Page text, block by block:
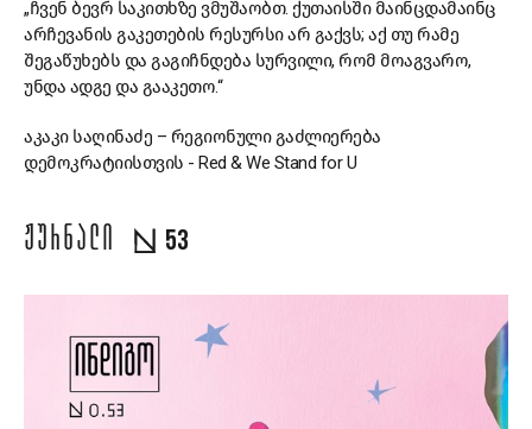
„ჩვენ ბევრ საკითხზე ვმუშაობთ. ქუთაისში მაინცდამაინც
არჩევანის გაკეთების რესურსი არ გაქვს; აქ თუ რამე
შეგაწუხებს და გაგიჩნდება სურვილი, რომ მოაგვარო,
უნდა ადგე და გააკეთო.“
აკაკი საღინაძე – რეგიონული გაძლიერება
დემოკრატიისთვის - Red & We Stand for U
ᲟᲣᲠᲜᲐᲚᲘ 53